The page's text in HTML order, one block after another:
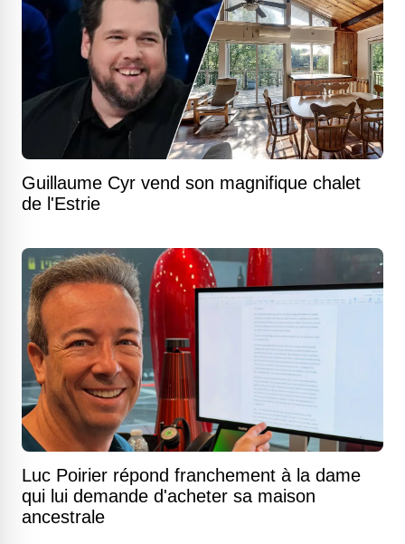
Guillaume Cyr vend son magnifique chalet
de l'Estrie
Luc Poirier répond franchement à la dame
qui lui demande d'acheter sa maison
ancestrale